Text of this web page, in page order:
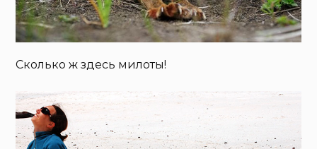
Сколько ж здесь милоты!